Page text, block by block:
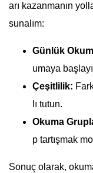
arı kazanmanın
sunalım:
Günlük
umaya
Çeşitlilik:
lı tutun.
Okuma
p tartışmak
Sonuç olarak,